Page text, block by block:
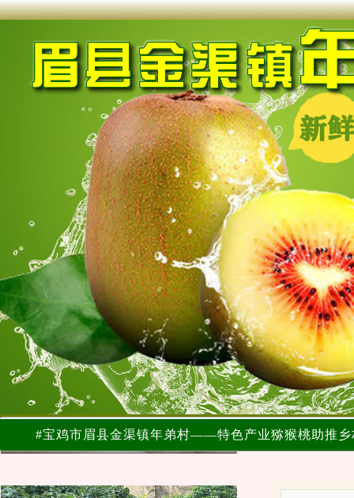
#宝鸡市眉县金渠镇年弟村——特色产业猕猴桃助推乡